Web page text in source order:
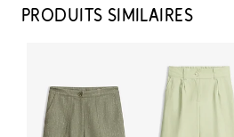
18,99 €
Lot de 2 tops à bretelles spaghetti
9,99 €
PRODUITS SIMILAIRES